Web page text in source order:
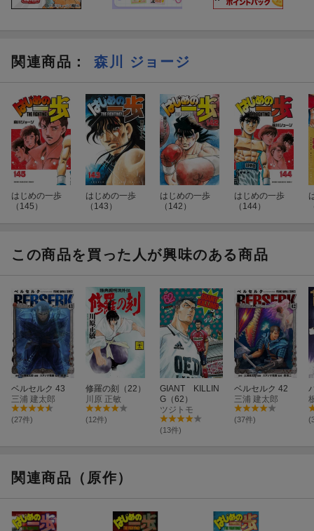
関連商品 ： 森川 ジョージ
はじめの一歩
（145）
はじめの一歩
（143）
はじめの一歩
（142）
はじめの一歩
（144）
この商品を買った人が興味のある商品
ベルセルク 43
三浦 建太郎
(27件)
修羅の刻（22）
川原 正敏
(12件)
GIANT KILLIN
G（62）
ツジトモ
(13件)
ベルセルク 42
三浦 建太郎
(37件)
関連商品（原作）